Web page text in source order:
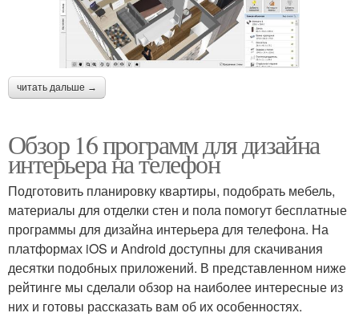
читать дальше →
Обзор 16 программ для дизайна
интерьера на телефон
Подготовить планировку квартиры, подобрать мебель,
материалы для отделки стен и пола помогут бесплатные
программы для дизайна интерьера для телефона. На
платформах iOS и Android доступны для скачивания
десятки подобных приложений. В представленном ниже
рейтинге мы сделали обзор на наиболее интересные из
них и готовы рассказать вам об их особенностях.